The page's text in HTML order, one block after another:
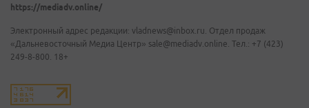
https://mediadv.online/
Электронный адрес редакции: vladnews@inbox.ru. Отдел продаж
«Дальневосточный Медиа Центр» sale@mediadv.online. Тел.: +7 (423)
249-8-800. 18+